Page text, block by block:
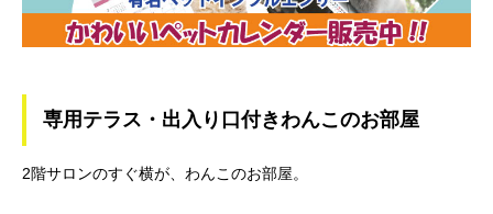
専用テラス・出入り口付きわんこのお部屋
2階サロンのすぐ横が、わんこのお部屋。